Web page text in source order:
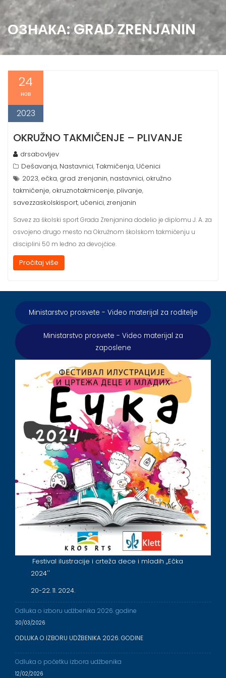
ОЗНАКА:GRAD ZRENJANIN
24
нов
2023
OKRUŽNO TAKMIČENJE – PLIVANJE
drsabovljev
Dešavanja, Nastavnici,Takmičenja, Učenici
2023, ečka, grad zrenjanin, nastavnici, okružno
takmičenje, okruznotakmicenje, plivanje,
savezzaskolskisport, učenici, zrenjanin
Savez za školski sport Grada Zrenjanina dodelio je diplomu J. A. za
osvojeno drugo mesto na Okružnom školskom takmičenju u
disciplini 50 m leđno za devojčice.
Pročitaj više
Ministarstvo prosvete - Video materijal za roditelje
Ministarstvo prosvete - Video materijal za
zaposlene
Festival ilustracije i crteža dece i mladih ,,Ečka
2024''
20-22. 11. 2024.
Odluka o izboru udžbenika 2026. godine
30/03/2026
ODLUKA O IZBORU UDŽBENIKA 2026. GODINE
Odluka o početku izbora udžbenika
12/02/2026